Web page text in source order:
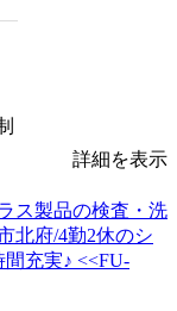
詳細を表示